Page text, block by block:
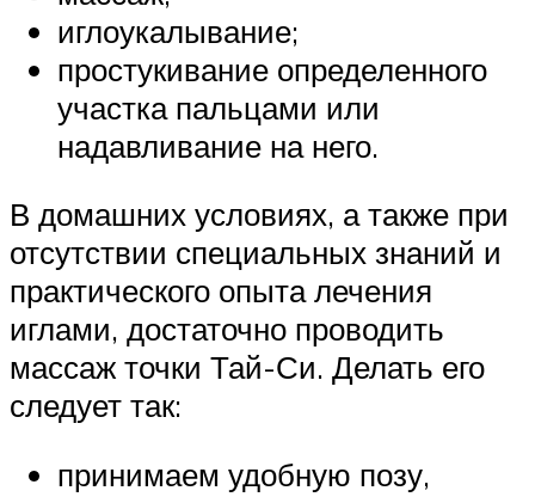
иглоукалывание;
простукивание определенного
участка пальцами или
надавливание на него.
В домашних условиях, а также при
отсутствии специальных знаний и
практического опыта лечения
иглами, достаточно проводить
массаж точки Тай-Си. Делать его
следует так:
принимаем удобную позу,